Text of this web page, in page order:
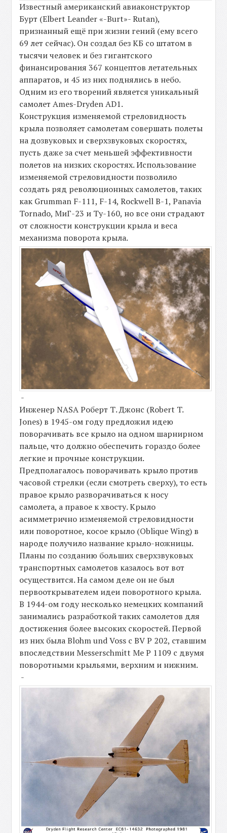
Известный американский авиаконструктор
Бурт (Elbert Leander «-Burt»- Rutan),
признанный ещё при жизни гений (ему всего
69 лет сейчас). Он создал без КБ со штатом в
тысячи человек и без гигантского
финансирования 367 концептов летательных
аппаратов, и 45 из них поднялись в небо.
Одним из его творений является уникальный
самолет Ames-Dryden AD1.
Конструкция изменяемой стреловидность
крыла позволяет самолетам совершать полеты
на дозвуковых и сверхзвуковых скоростях,
пусть даже за счет меньшей эффективности
полетов на низких скоростях. Использование
изменяемой стреловидности позволило
создать ряд революционных самолетов, таких
как Grumman F-111, F-14, Rockwell B-1, Panavia
Tornado, МиГ-23 и Ту-160, но все они страдают
от сложности конструкции крыла и веса
механизма поворота крыла.
-
Инженер NASA Роберт Т. Джонс (Robert T.
Jones) в 1945-ом году предложил идею
поворачивать все крыло на одном шарнирном
пальце, что должно обеспечить гораздо более
легкие и прочные конструкции.
Предполагалось поворачивать крыло против
часовой стрелки (если смотреть сверху), то есть
правое крыло разворачиваться к носу
самолета, а правое к хвосту. Крыло
асимметрично изменяемой стреловидности
или поворотное, косое крыло (Oblique Wing) в
народе получило название крыло-ножницы.
Планы по созданию больших сверхзвуковых
транспортных самолетов казалось вот вот
осуществится. На самом деле он не был
первооткрывателем идеи поворотного крыла.
В 1944-ом году несколько немецких компаний
занимались разработкой таких самолетов для
достижения более высоких скоростей. Первой
из них была Blohm und Voss с BV P 202, ставшим
впоследствии Messerschmitt Me P 1109 с двумя
поворотными крыльями, верхним и нижним.
-